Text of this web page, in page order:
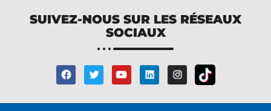
SUIVEZ-NOUS SUR LES RÉSEAUX
SOCIAUX